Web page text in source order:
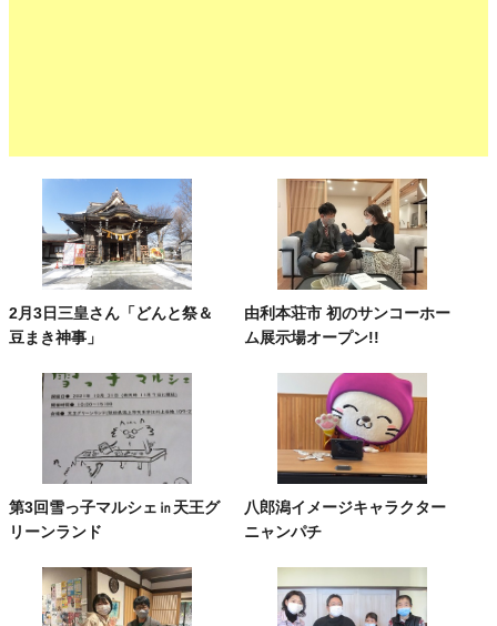
2月3日三皇さん「どんと祭＆
豆まき神事」
由利本荘市 初のサンコーホー
ム展示場オープン!!
第3回雪っ子マルシェ㏌天王グ
リーンランド
八郎潟イメージキャラクター
ニャンパチ